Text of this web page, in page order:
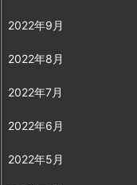
2022年9月
2022年8月
2022年7月
2022年6月
2022年5月